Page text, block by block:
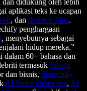
aplikasi teks ke ucapan
, dan desktop Mac.
penghargaan
, menyebutnya sebagai
hidup mereka.”
dalam 60+ bahasa dan
termasuk Snoop
dan bisnis, Speechify
AI Voice Generator, AI